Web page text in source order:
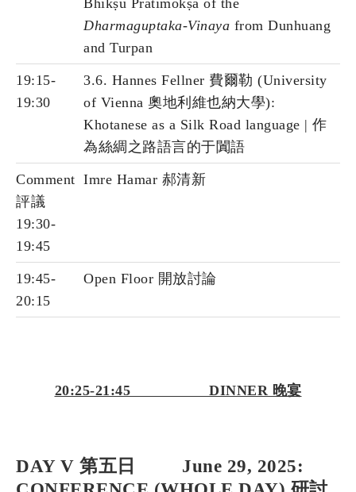
Bhikṣu Prātimokṣa of the
Dharmaguptaka-Vinaya from Dunhuang
and Turpan
19:15-
19:30
3.6. Hannes Fellner 費爾勒 (University
of Vienna 奧地利維也納大學):
Khotanese as a Silk Road language | 作
為絲綢之路語言的于闐語
Comment
評議
19:30-
19:45
Imre Hamar 郝清新
19:45-
20:15
Open Floor 開放討論
20:25-21:45 DINNER 晚宴
DAY V 第五日 June 29, 2025: